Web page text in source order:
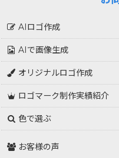
AIロゴ作成
AIで画像生成
オリジナルロゴ作成
ロゴマーク制作実績紹介
色で選ぶ
お客様の声